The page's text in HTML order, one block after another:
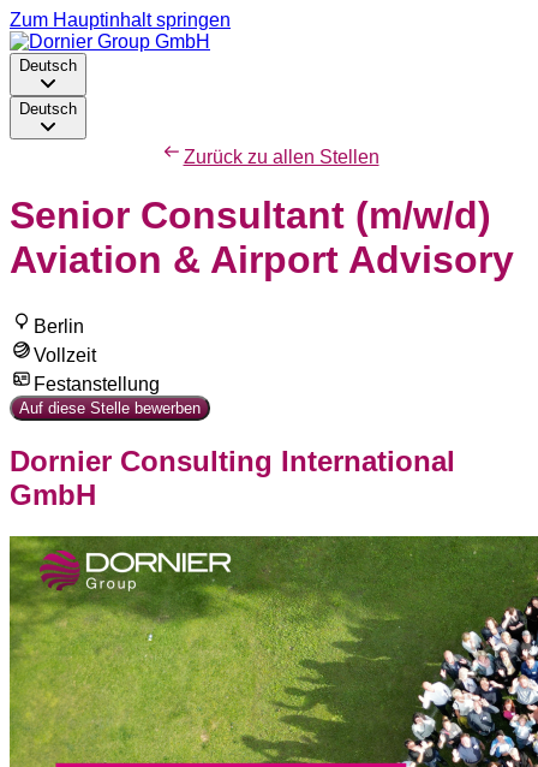
Zum Hauptinhalt springen
Deutsch
Deutsch
Zurück zu allen Stellen
Senior Consultant (m/w/d)
Aviation & Airport Advisory
Berlin
Vollzeit
Festanstellung
Auf diese Stelle bewerben
Dornier Consulting International
GmbH